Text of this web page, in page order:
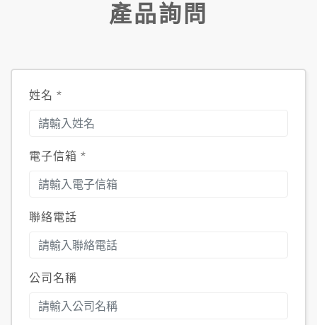
產品詢問
姓名 *
電子信箱 *
聯絡電話
公司名稱